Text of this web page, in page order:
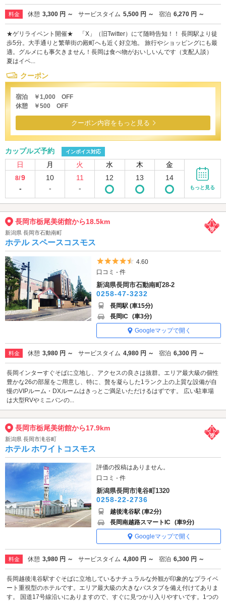
料金 休憩 3,300 円 ～ サービスタイム 5,500 円 ～ 宿泊 6,270 円 ～
★ゲリライベント開催★ 「X」（旧Twitter）にて随時告知！！ 長岡駅より徒
歩5分。大手通りと繁華街の殿町へも近く好立地。 旅行やショッピングにも最
適。グルメにも事欠きません！長岡は食べ物がおいしいんです（支配人談）
夏はイベ...
クーポン
宿泊 ￥1,000 OFF
休憩 ￥500 OFF
クーポン内容をもっと見る
カップルズ予約 インボイス対応
日 月 火 水 木 金
8/9
-
10
-
11
-
12 13 14
もっと見る
長岡市栃尾美術館から18.5km
新潟県 長岡市石動南町
ホテル スペースコスモス
5つ星のうち4.5
4.60
口コミ - 件
新潟県長岡市石動南町28-2
0258-47-3232
長岡駅 (車15分)
長岡IC (車3分)
Googleマップで開く
料金 休憩 3,980 円 ～ サービスタイム 4,980 円 ～ 宿泊 6,300 円 ～
長岡インターすぐそばに立地し、アクセスの良さは抜群。エリア最大級の個性
豊かな26の部屋をご用意し、特に、贅を凝らした1ランク上の上質な設備が自
慢のVIPルーム・DXルームはきっとご満足いただけるはずです。 広い駐車場
は大型RVやミニバンの...
長岡市栃尾美術館から17.9km
新潟県 長岡市滝谷町
ホテル ホワイトコスモス
評価の投稿はありません。
口コミ - 件
新潟県長岡市滝谷町1320
0258-22-2736
越後滝谷駅 (車2分)
長岡南越路スマートIC (車9分)
Googleマップで開く
料金 休憩 3,980 円 ～ サービスタイム 4,800 円 ～ 宿泊 6,300 円 ～
長岡越後滝谷駅すぐそばに立地しているナチュラルな外観が印象的なプライベ
ート重視型のホテルです。エリア最大級の大きなバスタブを備え付けてありま
す。 国道17号線沿いにありますので、すぐに見つかり入りやすいです。1つの